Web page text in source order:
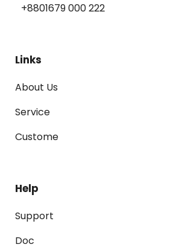
+8801679 000 222
Links
About Us
Service
Custome
Help
Support
Doc